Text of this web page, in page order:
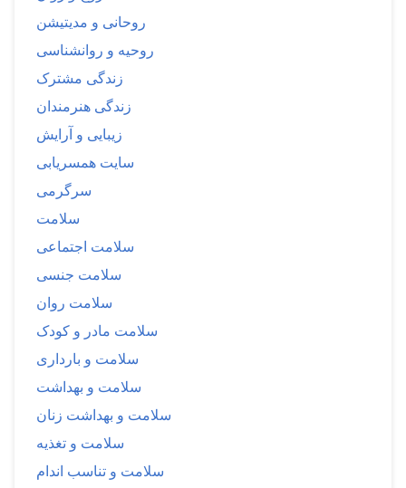
روحانی و مدیتیشن
روحیه و روانشناسی
زندگی مشترک
زندگی هنرمندان
زیبایی و آرایش
سایت همسریابی
سرگرمی
سلامت
سلامت اجتماعی
سلامت جنسی
سلامت روان
سلامت مادر و کودک
سلامت و بارداری
سلامت و بهداشت
سلامت و بهداشت زنان
سلامت و تغذیه
سلامت و تناسب اندام